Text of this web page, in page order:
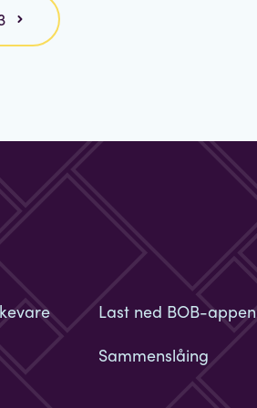
Last ned BOB-appen
Sammenslåing